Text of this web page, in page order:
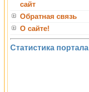
сайт
Обратная связь
О сайте!
Статистика портала